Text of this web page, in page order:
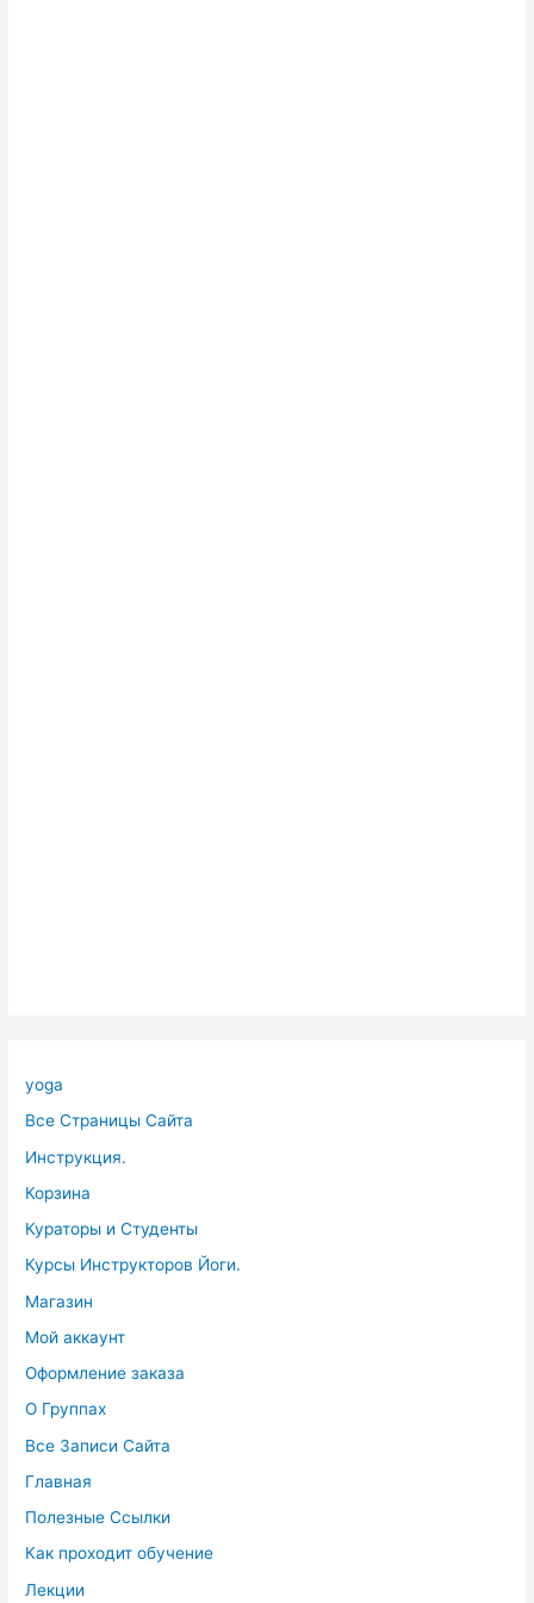
yoga
Все Страницы Сайта
Инструкция.
Корзина
Кураторы и Студенты
Курсы Инструкторов Йоги.
Магазин
Мой аккаунт
Оформление заказа
О Группах
Все Записи Сайта
Главная
Полезные Ссылки
Как проходит обучение
Лекции